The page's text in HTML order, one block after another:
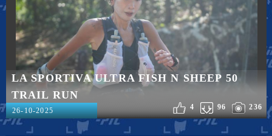
LA SPORTIVA ULTRA FISH N SHEEP 50
TRAIL RUN
236
96
4
26-10-2025